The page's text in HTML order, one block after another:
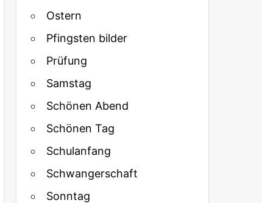
Ostern
Pfingsten bilder
Prüfung
Samstag
Schönen Abend
Schönen Tag
Schulanfang
Schwangerschaft
Sonntag